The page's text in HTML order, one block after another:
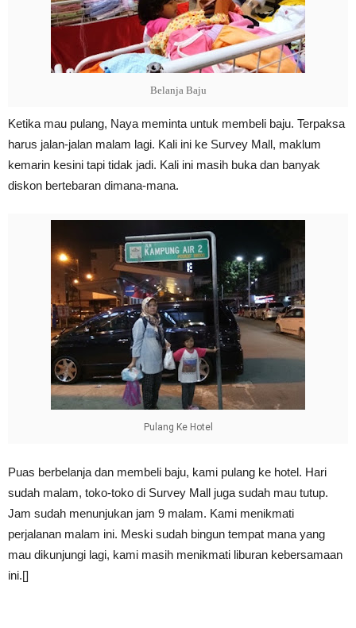
Belanja Baju
Ketika mau pulang, Naya meminta untuk membeli baju. Terpaksa
harus jalan-jalan malam lagi. Kali ini ke Survey Mall, maklum
kemarin kesini tapi tidak jadi. Kali ini masih buka dan banyak
diskon bertebaran dimana-mana.
Pulang Ke Hotel
Puas berbelanja dan membeli baju, kami pulang ke hotel. Hari
sudah malam, toko-toko di Survey Mall juga sudah mau tutup.
Jam sudah menunjukan jam 9 malam. Kami menikmati
perjalanan malam ini. Meski sudah bingun tempat mana yang
mau dikunjungi lagi, kami masih menikmati liburan kebersamaan
ini.[]